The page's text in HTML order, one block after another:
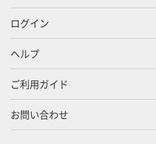
ログイン
ヘルプ
ご利用ガイド
お問い合わせ